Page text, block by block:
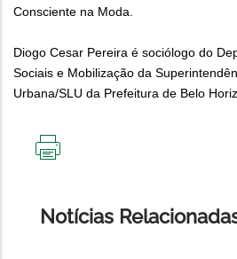
Consciente na Moda.
Diogo Cesar Pereira é sociólogo do
Sociais e Mobilização da
Urbana/SLU da Prefeitura de Belo
Notícias